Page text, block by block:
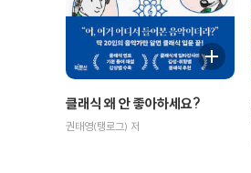
클래식 왜 안 좋아하세요?
권태영(탱로그) 저